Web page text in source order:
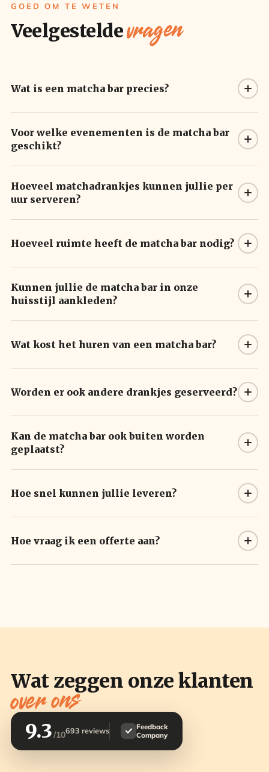
GOED OM TE WETEN
Veelgesteldevragen
Wat is een matcha bar precies?
Voor welke evenementen is de matcha bar
geschikt?
Hoeveel matchadrankjes kunnen jullie per
uur serveren?
Hoeveel ruimte heeft de matcha bar nodig?
Kunnen jullie de matcha bar in onze
huisstijl aankleden?
Wat kost het huren van een matcha bar?
Worden er ook andere drankjes geserveerd?
Kan de matcha bar ook buiten worden
geplaatst?
Hoe snel kunnen jullie leveren?
Hoe vraag ik een offerte aan?
Wat zeggen onze klanten
over ons
9.3/10693 reviews
Feedback
Company